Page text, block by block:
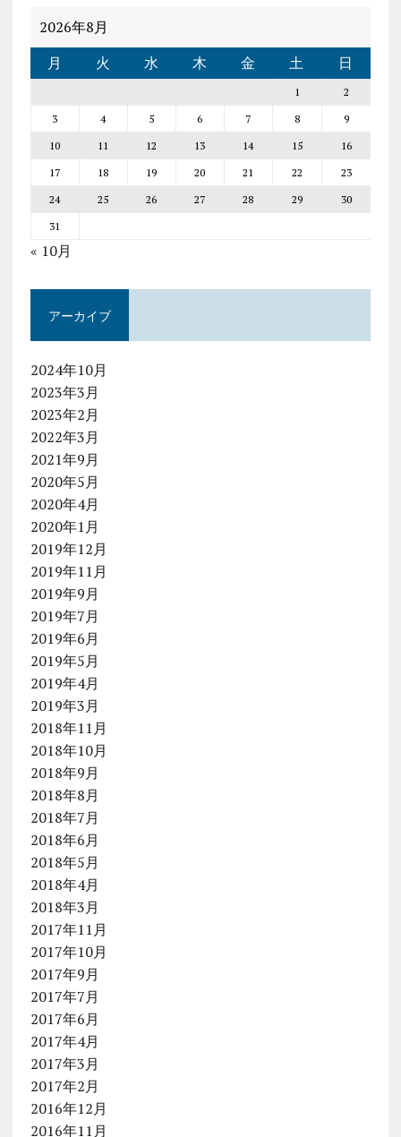
2026年8月
月
火 水 木 金 土 日
1
2
3
4 5 6 7 8
9
10
11 12 13 14 15
16
17
18 19 20 21 22
23
24
25 26 27 28 29
30
31
« 10月
アーカイブ
2024年10月
2023年3月
2023年2月
2022年3月
2021年9月
2020年5月
2020年4月
2020年1月
2019年12月
2019年11月
2019年9月
2019年7月
2019年6月
2019年5月
2019年4月
2019年3月
2018年11月
2018年10月
2018年9月
2018年8月
2018年7月
2018年6月
2018年5月
2018年4月
2018年3月
2017年11月
2017年10月
2017年9月
2017年7月
2017年6月
2017年4月
2017年3月
2017年2月
2016年12月
2016年11月